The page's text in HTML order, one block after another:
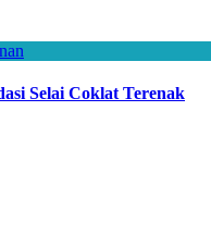
Selai Coklat Terenak